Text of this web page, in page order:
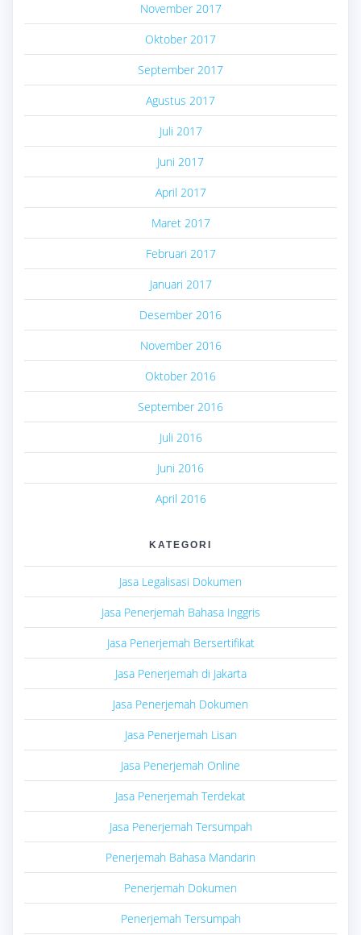
November 2017
Oktober 2017
September 2017
Agustus 2017
Juli 2017
Juni 2017
April 2017
Maret 2017
Februari 2017
Januari 2017
Desember 2016
November 2016
Oktober 2016
September 2016
Juli 2016
Juni 2016
April 2016
KATEGORI
Jasa Legalisasi Dokumen
Jasa Penerjemah Bahasa Inggris
Jasa Penerjemah Bersertifikat
Jasa Penerjemah di Jakarta
Jasa Penerjemah Dokumen
Jasa Penerjemah Lisan
Jasa Penerjemah Online
Jasa Penerjemah Terdekat
Jasa Penerjemah Tersumpah
Penerjemah Bahasa Mandarin
Penerjemah Dokumen
Penerjemah Tersumpah